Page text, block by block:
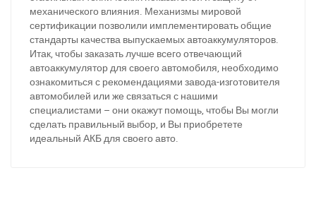
механического влияния. Механизмы мировой
сертификации позволили имплементировать общие
стандарты качества выпускаемых автоаккумуляторов.
Итак, чтобы заказать лучше всего отвечающий
автоаккумулятор для своего автомобиля, необходимо
ознакомиться с рекомендациями завода-изготовителя
автомобилей или же связаться с нашими
специалистами – они окажут помощь, чтобы Вы могли
сделать правильный выбор, и Вы приобретете
идеальный АКБ для своего авто.